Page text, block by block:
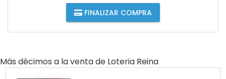
FINALIZAR COMPRA
Más décimos a la venta de Loteria Reina